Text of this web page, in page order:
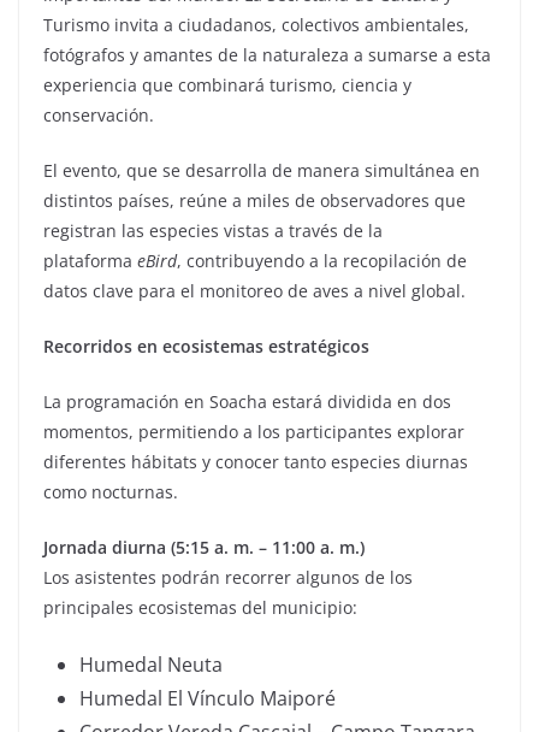
Turismo invita a ciudadanos, colectivos ambientales,
fotógrafos y amantes de la naturaleza a sumarse a esta
experiencia que combinará turismo, ciencia y
conservación.
El evento, que se desarrolla de manera simultánea en
distintos países, reúne a miles de observadores que
registran las especies vistas a través de la
plataforma eBird, contribuyendo a la recopilación de
datos clave para el monitoreo de aves a nivel global.
Recorridos en ecosistemas estratégicos
La programación en Soacha estará dividida en dos
momentos, permitiendo a los participantes explorar
diferentes hábitats y conocer tanto especies diurnas
como nocturnas.
Jornada diurna (5:15 a. m. – 11:00 a. m.)
Los asistentes podrán recorrer algunos de los
principales ecosistemas del municipio:
Humedal Neuta
Humedal El Vínculo Maiporé